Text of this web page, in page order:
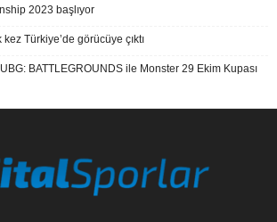
2023 başlıyor
Türkiye’de görücüye çıktı
BATTLEGROUNDS ile Monster 29 Ekim Kupası